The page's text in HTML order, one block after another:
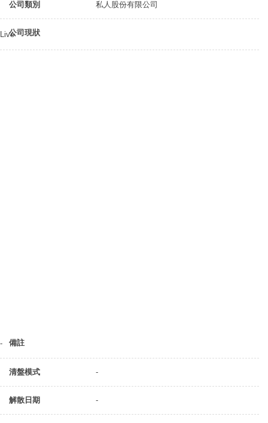
公司類別 私人股份有限公司
公司現狀
Live
備註
-
清盤模式 -
解散日期 -